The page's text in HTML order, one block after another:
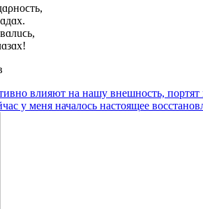
влияют на нашу внешность,
у меня началось настоящее